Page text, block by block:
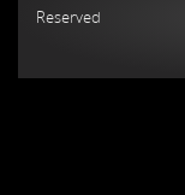
Reserved